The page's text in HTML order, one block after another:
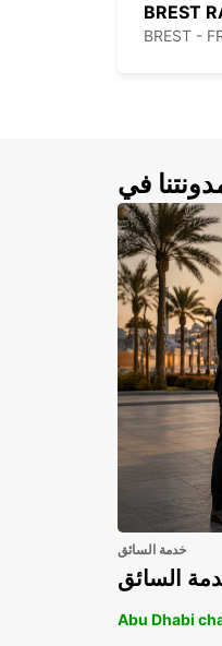
BREST
BREST -
في
خدمة السائق
السائق
Abu Dhabi